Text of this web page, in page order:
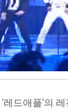
'레드애플'의 레